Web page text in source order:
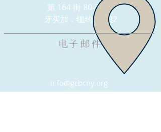
第 164 街 80-22 号
牙买加，纽约 11432
电子邮件
info@gcbcny.org